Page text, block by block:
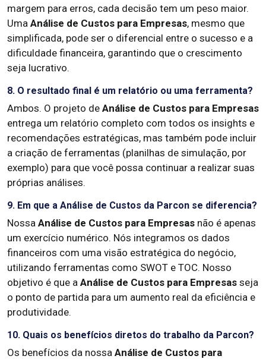
margem para erros, cada decisão tem um peso maior.
Uma Análise de Custos para Empresas, mesmo que
simplificada, pode ser o diferencial entre o sucesso e a
dificuldade financeira, garantindo que o crescimento
seja lucrativo.
8. O resultado final é um relatório ou uma ferramenta?
Ambos. O projeto de Análise de Custos para Empresas
entrega um relatório completo com todos os insights e
recomendações estratégicas, mas também pode incluir
a criação de ferramentas (planilhas de simulação, por
exemplo) para que você possa continuar a realizar suas
próprias análises.
9. Em que a Análise de Custos da Parcon se diferencia?
Nossa Análise de Custos para Empresas não é apenas
um exercício numérico. Nós integramos os dados
financeiros com uma visão estratégica do negócio,
utilizando ferramentas como SWOT e TOC. Nosso
objetivo é que a Análise de Custos para Empresas seja
o ponto de partida para um aumento real da eficiência e
produtividade.
10. Quais os benefícios diretos do trabalho da Parcon?
Os benefícios da nossa Análise de Custos para